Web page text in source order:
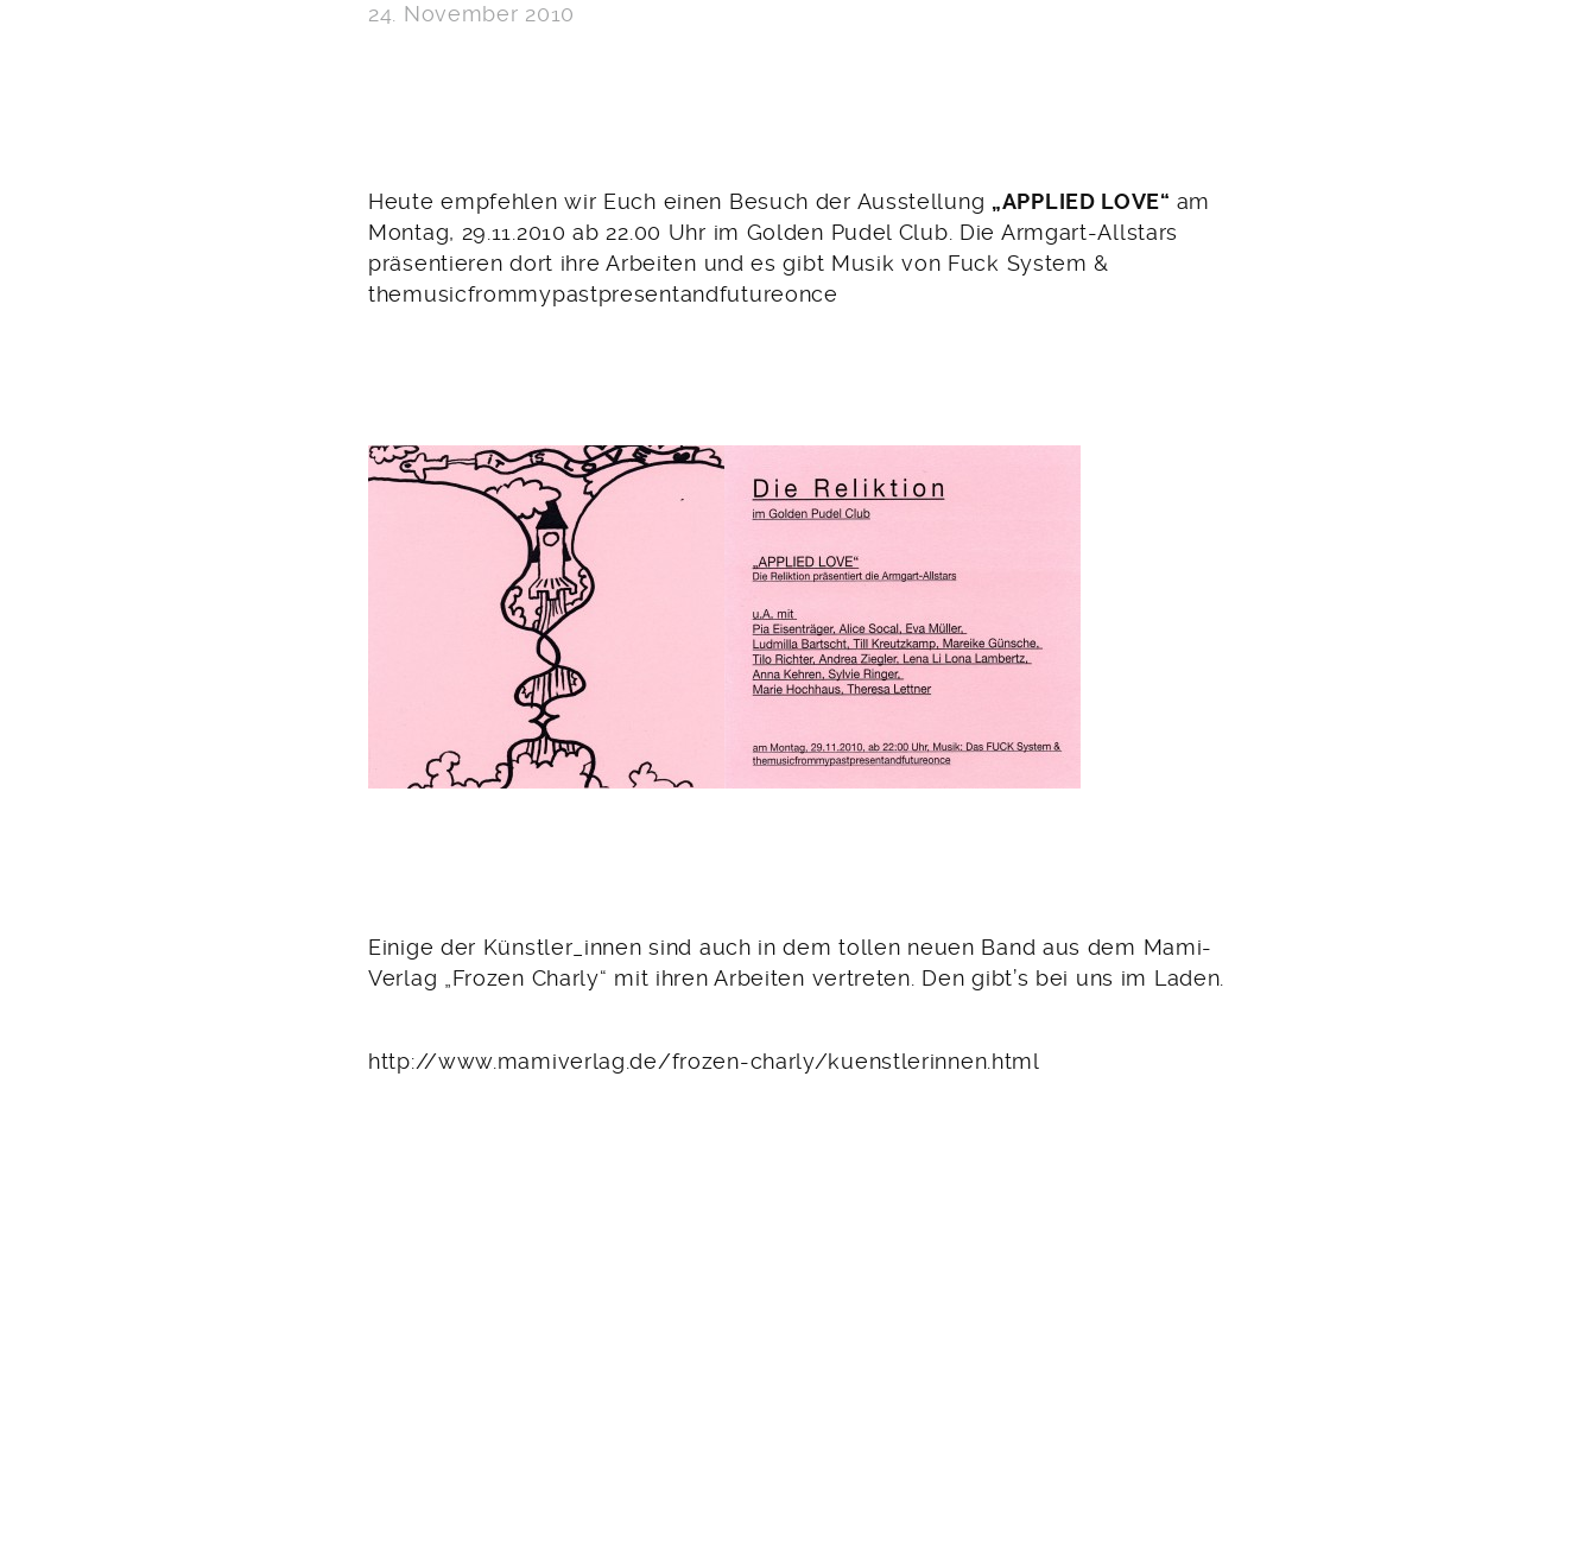
24. November 2010
Heute empfehlen wir Euch einen Besuch der Ausstellung „APPLIED LOVE“ am
Montag, 29.11.2010 ab 22.00 Uhr im Golden Pudel Club. Die Armgart-Allstars
präsentieren dort ihre Arbeiten und es gibt Musik von Fuck System &
themusicfrommypastpresentandfutureonce
Einige der Künstler_innen sind auch in dem tollen neuen Band aus dem Mami-
Verlag „Frozen Charly“ mit ihren Arbeiten vertreten. Den gibt’s bei uns im Laden.
http://www.mamiverlag.de/frozen-charly/kuenstlerinnen.html